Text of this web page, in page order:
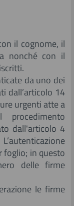
il cognome, il
nonché con il
da uno dei
dall’articolo 14
urgenti atte a
dall'articolo 4
foglio; in questo
delle firme
le firme